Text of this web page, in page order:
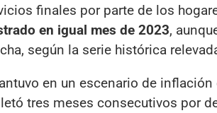
finales por parte de los
en igual mes de 2023,
según la serie histórica
en un escenario de inflación
tres meses consecutivos por